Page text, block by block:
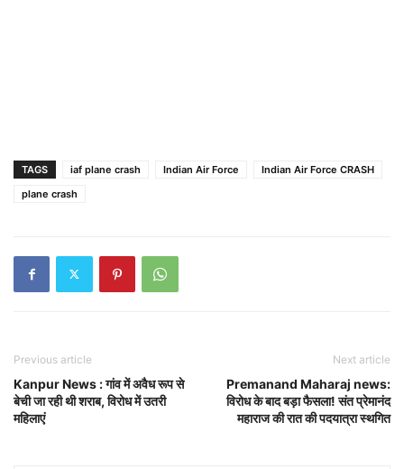
TAGS iaf plane crash Indian Air Force
Indian Air Force CRASH
plane crash
Previous article
Kanpur News : गांव में अवैध रूप से
बेची जा रही थी शराब, विरोध में उतरी
महिलाएं
Next article
Premanand Maharaj news:
विरोध के बाद बड़ा फैसला! संत प्रेमानंद
महाराज की रात की पदयात्रा स्थगित